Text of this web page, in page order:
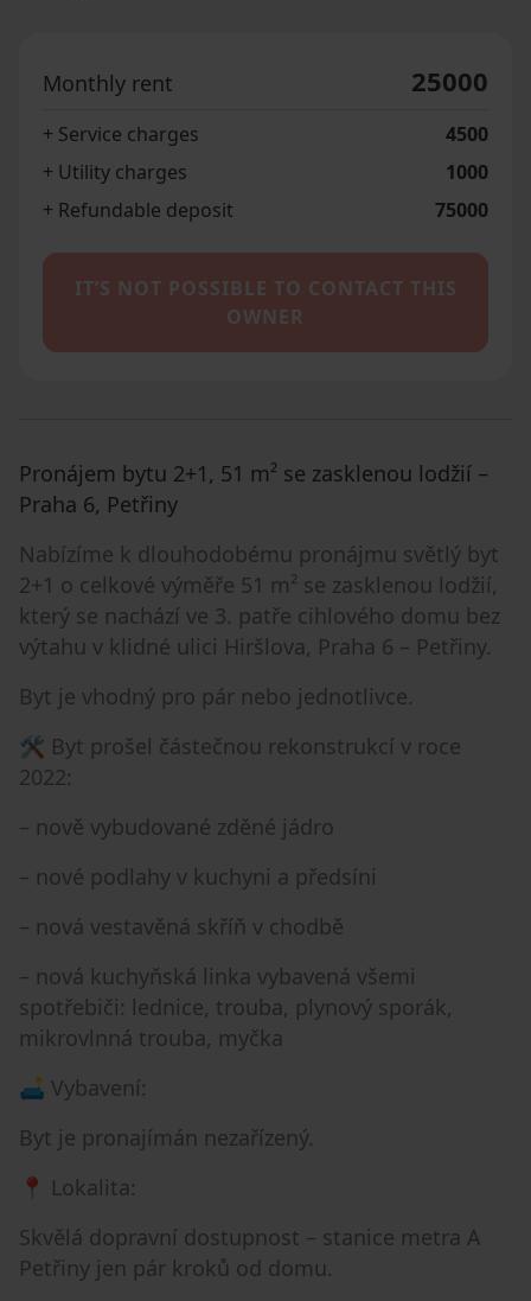
Monthly rent 25000
+ Service charges
4500
+ Utility charges
1000
+ Refundable deposit
75000
IT’S NOT POSSIBLE TO CONTACT THIS
OWNER
Pronájem bytu 2+1, 51 m² se zasklenou lodžií –
Praha 6, Petřiny
Nabízíme k dlouhodobému pronájmu světlý byt
2+1 o celkové výměře 51 m² se zasklenou lodžií,
který se nachází ve 3. patře cihlového domu bez
výtahu v klidné ulici Hiršlova, Praha 6 – Petřiny.
Byt je vhodný pro pár nebo jednotlivce.
🛠 Byt prošel částečnou rekonstrukcí v roce
2022:
– nově vybudované zděné jádro
– nové podlahy v kuchyni a předsíni
– nová vestavěná skříň v chodbě
– nová kuchyňská linka vybavená všemi
spotřebiči: lednice, trouba, plynový sporák,
mikrovlnná trouba, myčka
🛋 Vybavení:
Byt je pronajímán nezařízený.
📍 Lokalita:
Skvělá dopravní dostupnost – stanice metra A
Petřiny jen pár kroků od domu.